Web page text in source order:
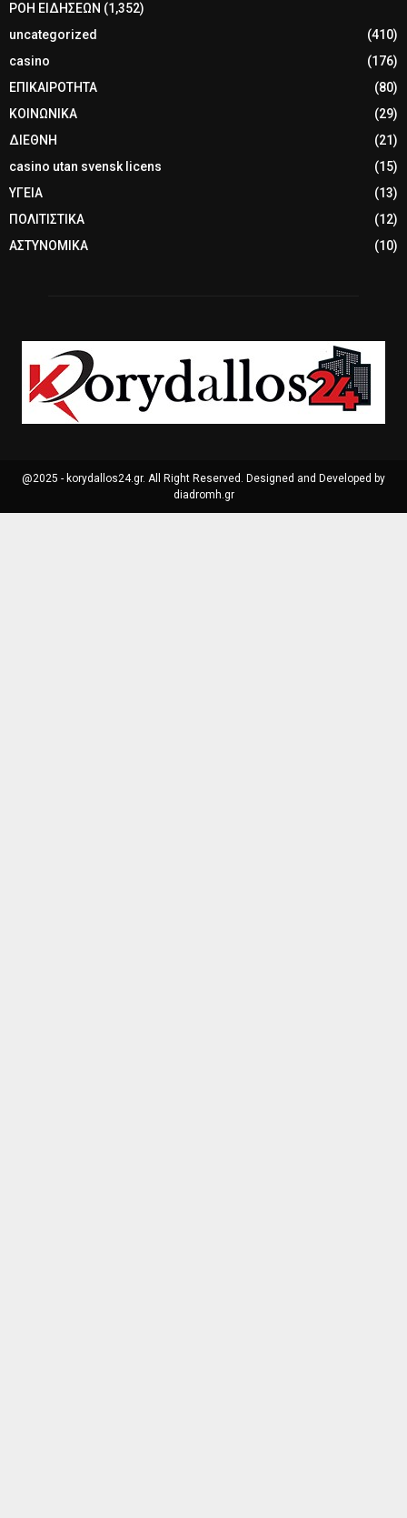
ΡΟΗ ΕΙΔΗΣΕΩΝ (1,352)
uncategorized
(410)
casino
(176)
ΕΠΙΚΑΙΡΟΤΗΤΑ
(80)
ΚΟΙΝΩΝΙΚΑ
(29)
ΔΙΕΘΝΗ
(21)
casino utan svensk licens
(15)
ΥΓΕΙΑ
(13)
ΠΟΛΙΤΙΣΤΙΚΑ
(12)
ΑΣΤΥΝΟΜΙΚΑ
(10)
@2025 - korydallos24.gr. All Right Reserved. Designed and Developed by
diadromh.gr